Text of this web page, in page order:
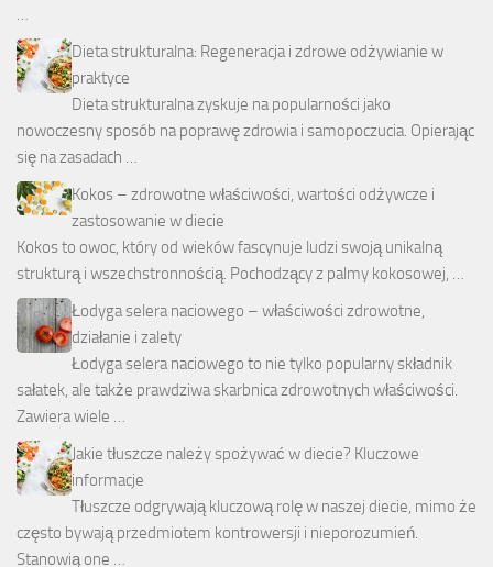
…
Dieta strukturalna: Regeneracja i zdrowe odżywianie w
praktyce
Dieta strukturalna zyskuje na popularności jako
nowoczesny sposób na poprawę zdrowia i samopoczucia. Opierając
się na zasadach …
Kokos – zdrowotne właściwości, wartości odżywcze i
zastosowanie w diecie
Kokos to owoc, który od wieków fascynuje ludzi swoją unikalną
strukturą i wszechstronnością. Pochodzący z palmy kokosowej, …
Łodyga selera naciowego – właściwości zdrowotne,
działanie i zalety
Łodyga selera naciowego to nie tylko popularny składnik
sałatek, ale także prawdziwa skarbnica zdrowotnych właściwości.
Zawiera wiele …
Jakie tłuszcze należy spożywać w diecie? Kluczowe
informacje
Tłuszcze odgrywają kluczową rolę w naszej diecie, mimo że
często bywają przedmiotem kontrowersji i nieporozumień.
Stanowią one …